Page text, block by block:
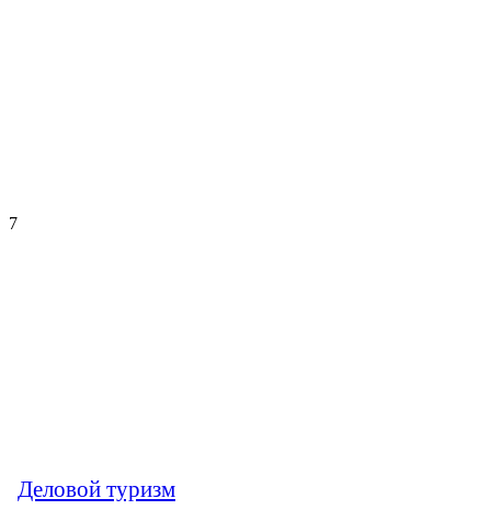
7
Деловой туризм